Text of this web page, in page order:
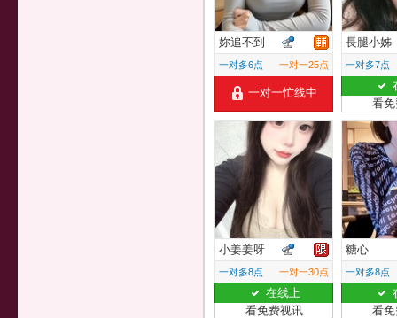
妳追不到
一对多6点 一对一25点
一对一忙线中
長腿小姊
一对多7点
看
小姜姜呀
一对多8点 一对一30点
在线上
看免费视讯
糖心
一对多8点
看